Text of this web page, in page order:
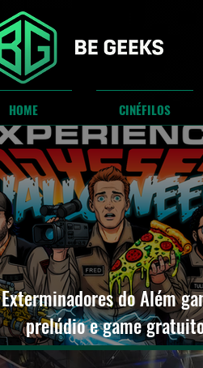
HOME CINÉFILOS
Exterminadores do Além
prelúdio e game
Experiência